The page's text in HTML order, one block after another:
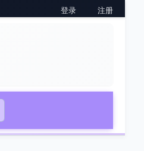
登录 注册